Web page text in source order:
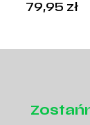
79,95 zł